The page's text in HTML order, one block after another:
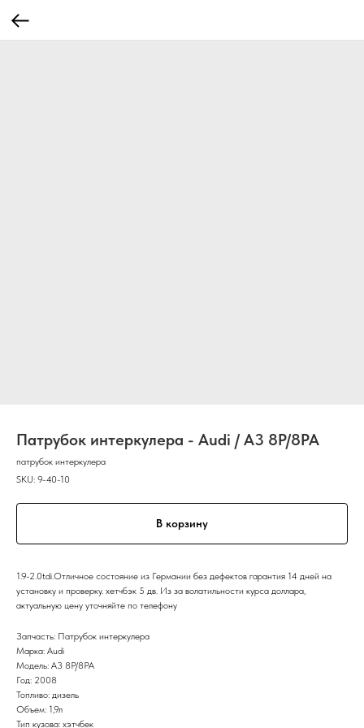
Патрубок интеркулера - Audi / A3 8P/8PA
патрубок интеркулера
SKU: 9-40-10
В корзину
1.9-2.0tdi.Отличное состояние из Германии без дефектов гарантия 14 дней на
установку и проверку. хетчбэк 5 дв. Из за волатильности курса доллара,
актуальную цену уточняйте по телефону
Запчасть: Патрубок интеркулера
Марка: Audi
Модель: A3 8P/8PA
Год: 2008
Топливо: дизель
Объем: 1,9л
Тип кузова: хэтчбек